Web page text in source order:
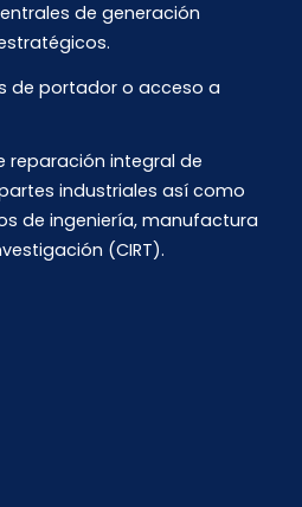
de generación
de portador o acceso a
reparación integral de
industriales así como
de ingeniería, manufactura
(CIRT).